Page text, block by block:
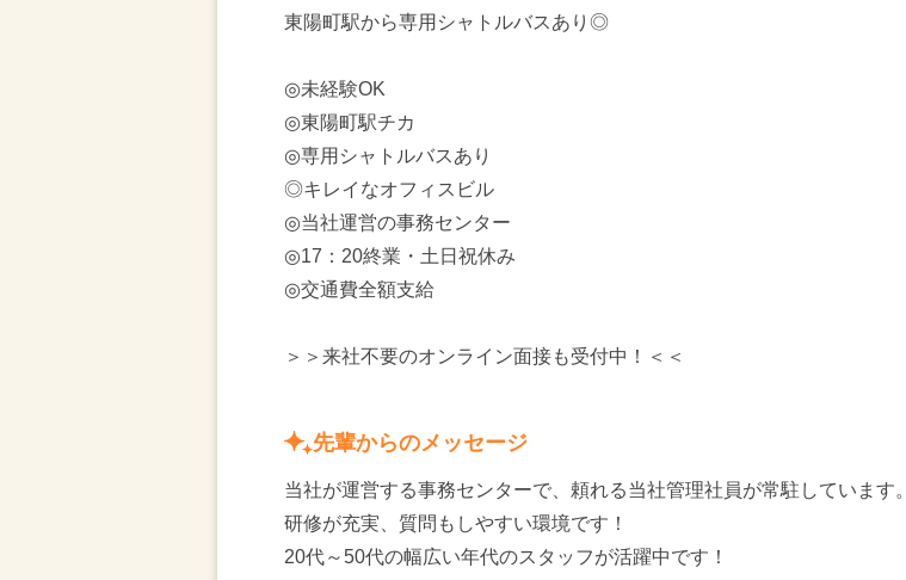
東陽町駅から専用シャトルバスあり◎
◎未経験OK
◎東陽町駅チカ
◎専用シャトルバスあり
◎キレイなオフィスビル
◎当社運営の事務センター
◎17：20終業・土日祝休み
◎交通費全額支給
＞＞来社不要のオンライン面接も受付中！＜＜
先輩からのメッセージ
当社が運営する事務センターで、頼れる当社管理社員が常駐しています。
研修が充実、質問もしやすい環境です！
20代～50代の幅広い年代のスタッフが活躍中です！